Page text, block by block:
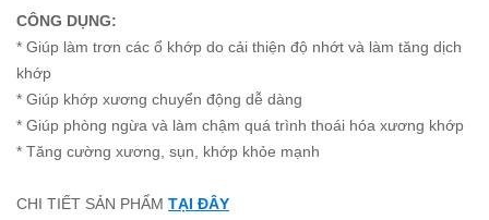
CÔNG DỤNG:
* Giúp làm trơn các ổ khớp do cải thiện độ nhớt và làm tăng dịch
khớp
* Giúp khớp xương chuyển động dễ dàng
* Giúp phòng ngừa và làm chậm quá trình thoái hóa xương khớp
* Tăng cường xương, sụn, khớp khỏe mạnh
CHI TIẾT SẢN PHẨM TẠI ĐÂY